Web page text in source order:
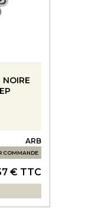
ARB
COMMANDE
€ TTC